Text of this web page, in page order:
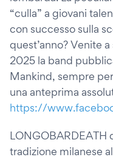
“culla” a giovani
con successo sulla
quest’anno? Venite
2025 la band
Mankind, sempre
una anteprima
https://
LONGOBARDEATH
tradizione milanese